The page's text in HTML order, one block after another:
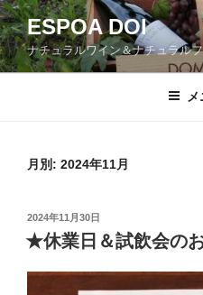
コ
ン
テ
ン
ESPOA DOI
ナチュラルワイン＆ナチュラル
月別: 2024年11月
投
稿
日:
2024年11月30日
★休業日＆試飲会の